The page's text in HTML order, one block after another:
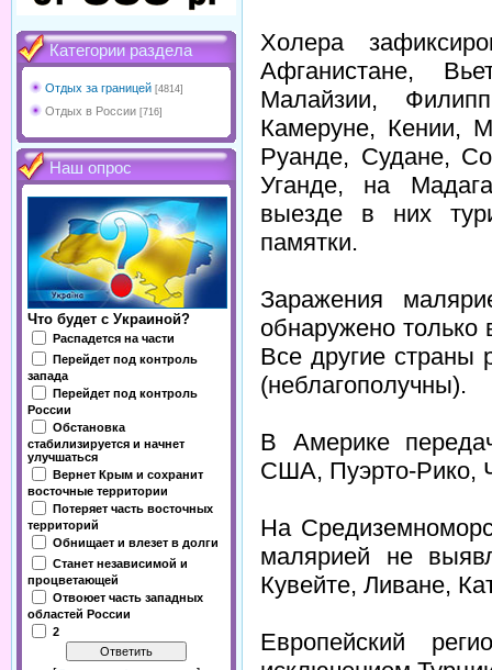
Категории раздела
Отдых за границей [4814]
Отдых в России [716]
Наш опрос
Что будет с Украиной?
Распадется на части
Перейдет под контроль
запада
Перейдет под контроль
России
Обстановка
стабилизируется и начнет
улучшаться
Вернет Крым и сохранит
восточные территории
Потеряет часть восточных
территорий
Обнищает и влезет в долги
Станет независимой и
процветающей
Отвоюет часть западных
областей России
2
Холера
Афганистане,
Малайзии,
Камеруне, Кении,
Руанде, Судане,
Уганде, на
выезде в них
памятки.
Заражения
обнаружено
Все другие страны
(неблагополучны).
В Америке
США, Пуэрто-Рико,
На
малярией не
Кувейте, Ливане,
Европейский